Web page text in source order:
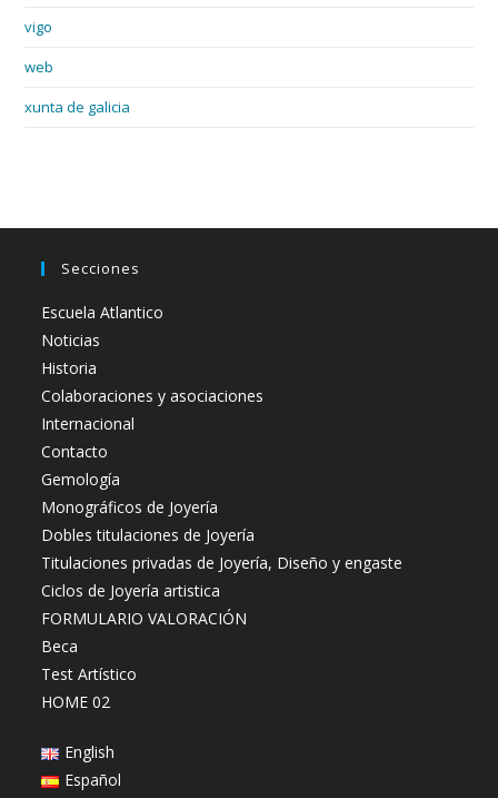
vigo
web
xunta de galicia
Secciones
Escuela Atlantico
Noticias
Historia
Colaboraciones y asociaciones
Internacional
Contacto
Gemología
Monográficos de Joyería
Dobles titulaciones de Joyería
Titulaciones privadas de Joyería, Diseño y engaste
Ciclos de Joyería artistica
FORMULARIO VALORACIÓN
Beca
Test Artístico
HOME 02
English
Español